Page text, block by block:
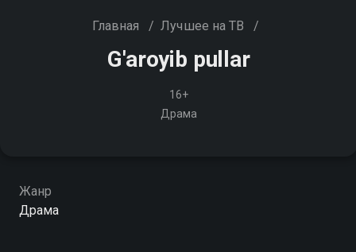
Главная / Лучшее на ТВ /
G'aroyib pullar
16+
Драма
Жанр
Драма